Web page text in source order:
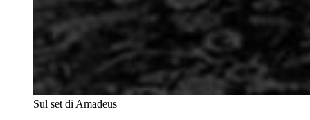
Sul set di Amadeus